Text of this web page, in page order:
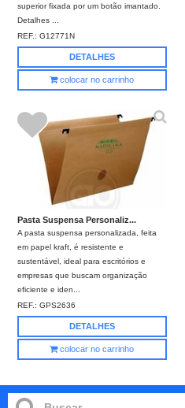
superior fixada por um botão imantado.
Detalhes ...
REF.:G12771N
DETALHES
colocar no carrinho
Pasta Suspensa Personaliz...
A pasta suspensa personalizada, feita
em papel kraft, é resistente e
sustentável, ideal para escritórios e
empresas que buscam organização
eficiente e iden...
REF.:GPS2636
DETALHES
colocar no carrinho